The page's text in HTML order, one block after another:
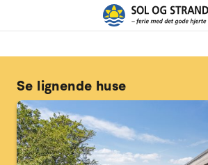
Se lignende huse